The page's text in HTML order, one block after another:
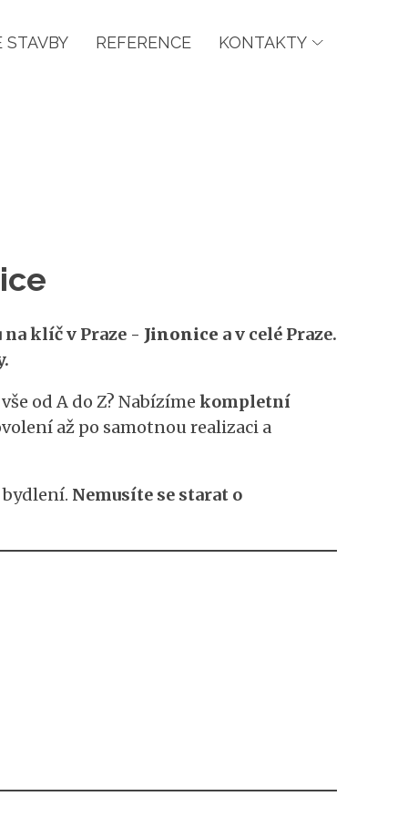
STAVBY REFERENCE KONTAKTY
klíč v Praze - Jinonice a v celé Praze.
od A do Z? Nabízíme kompletní
až po samotnou realizaci a
Nemusíte se starat o